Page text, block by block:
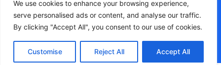
We use cookies to enhance your browsing experience,
serve personalised ads or content, and analyse our traffic.
By clicking "Accept All", you consent to our use of cookies.
Customise Reject All Accept All
© 2026 VinFast Bali - Dealer Resmi.